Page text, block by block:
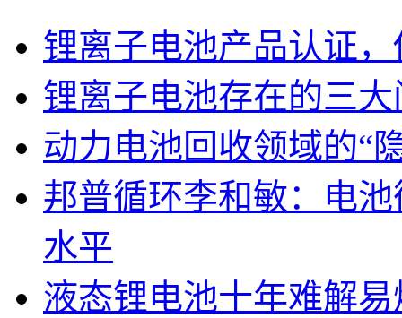
锂离子电池产品认证
锂离子电池存在的三大
动力电池回收领域的“
邦普循环李和敏：电
水平
液态锂电池十年难解